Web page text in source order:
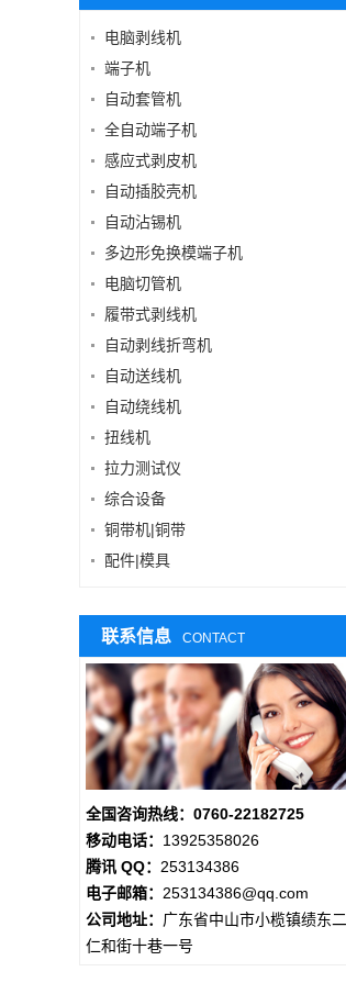
电脑剥线机
端子机
自动套管机
全自动端子机
感应式剥皮机
自动插胶壳机
自动沾锡机
多边形免换模端子机
电脑切管机
履带式剥线机
自动剥线折弯机
自动送线机
自动绕线机
扭线机
拉力测试仪
综合设备
铜带机|铜带
配件|模具
联系信息 CONTACT
全国咨询热线：0760-22182725
移动电话： 13925358026
腾讯 QQ： 253134386
电子邮箱： 253134386@qq.com
公司地址： 广东省中山市小榄镇绩东二
仁和街十巷一号